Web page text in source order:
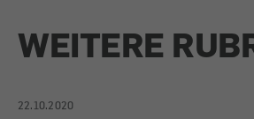
WEITERE
22.10.2020